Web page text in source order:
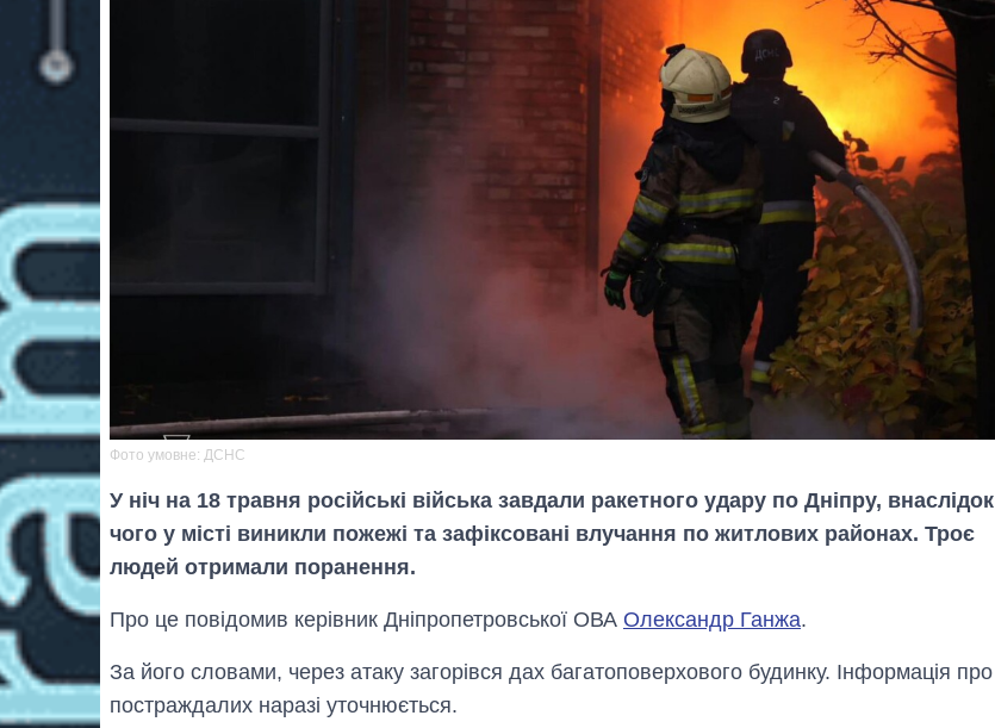
Фото умовне: ДСНС
У ніч на 18 травня російські війська завдали ракетного удару по Дніпру, внаслідок
чого у місті виникли пожежі та зафіксовані влучання по житлових районах. Троє
людей отримали поранення.
Про це повідомив керівник Дніпропетровської ОВА Олександр Ганжа.
За його словами, через атаку загорівся дах багатоповерхового будинку. Інформація про
постраждалих наразі уточнюється.